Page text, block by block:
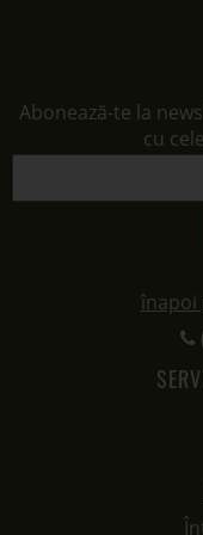
Abonează-te la
cu
înapoi